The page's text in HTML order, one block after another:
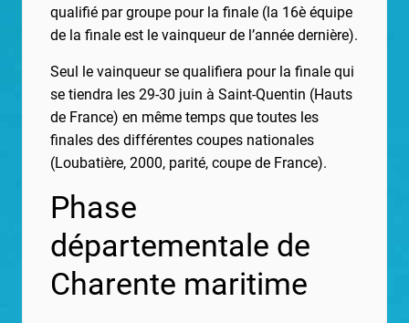
qualifié par groupe pour la finale (la 16è équipe
de la finale est le vainqueur de l’année dernière).
Seul le vainqueur se qualifiera pour la finale qui
se tiendra les 29-30 juin à Saint-Quentin (Hauts
de France) en même temps que toutes les
finales des différentes coupes nationales
(Loubatière, 2000, parité, coupe de France).
Phase
départementale de
Charente maritime